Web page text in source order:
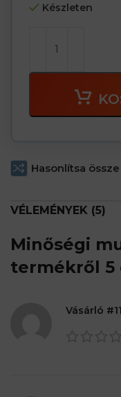
Készleten
Hasonlítsa össze
VÉLEMÉNYEK (5)
Minőségi
termékről 5
Vásárló